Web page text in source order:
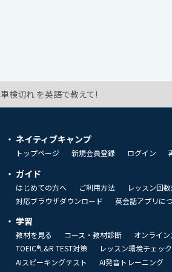
車検切れ を英語で教えて!
ネイティブキャンプ
トップページ 新規会員登録 ログイン
ガイド
はじめての方へ ご利用方法 レッスン回
対応ブラウザダウンロード
英会話アプリに
学習
教材を見る コース・教材診断 オンライ
TOEIC®L&R TEST対策
レッスン環境チェック
AIスピーキングテスト
AI発音トレーニング